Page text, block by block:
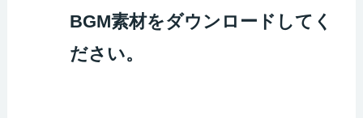
BGM素材をダウンロードしてく
ださい。